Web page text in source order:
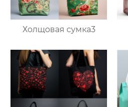
Холщовая сумка3